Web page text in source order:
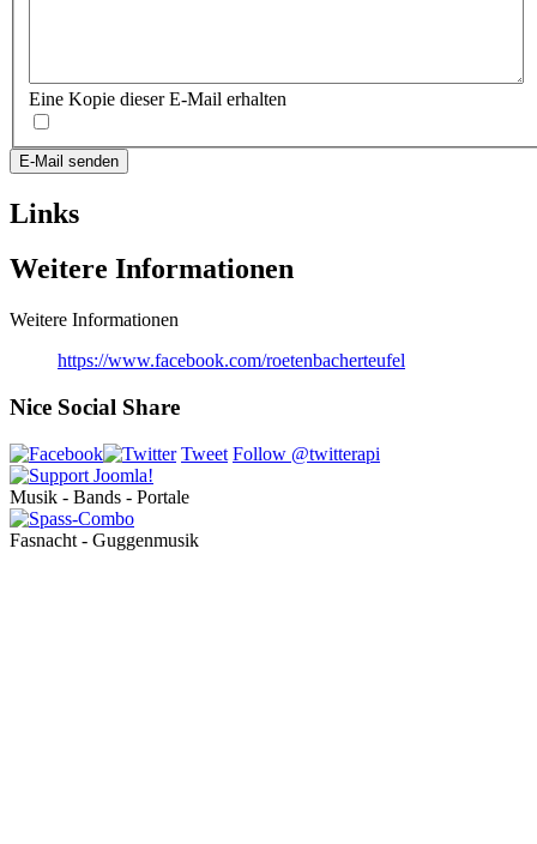
Eine Kopie dieser E-Mail erhalten
E-Mail senden
Links
Weitere Informationen
Weitere Informationen
https://www.facebook.com/roetenbacherteufel
Nice Social Share
Tweet Follow @twitterapi
Musik - Bands - Portale
Fasnacht - Guggenmusik